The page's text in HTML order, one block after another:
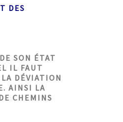
DES
SON ÉTAT
IL FAUT
DÉVIATION
AINSI LA
CHEMINS